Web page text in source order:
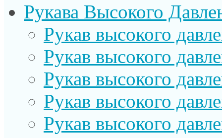
Рукава Высокого
Рукав выcокого
Рукав высокого
Рукав высокого
Рукав высокого
Рукав высокого